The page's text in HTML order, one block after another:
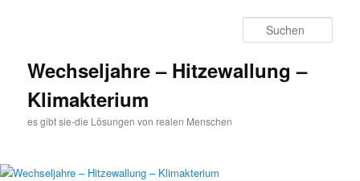
Wechseljahre – Hitzewallung –
Klimakterium
es gibt sie-die Lösungen von realen Menschen